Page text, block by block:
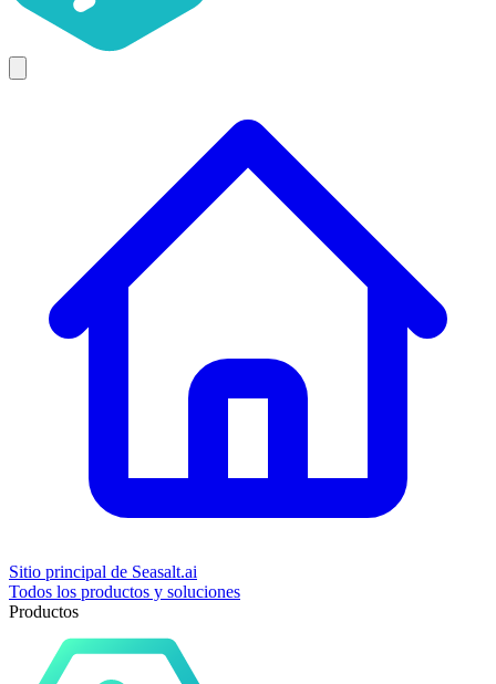
Sitio principal de Seasalt.ai
Todos los productos y soluciones
Productos